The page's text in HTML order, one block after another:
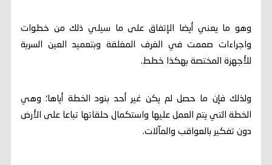
وهو ما يعني أيضا الإتفاق على ما سيلي ذلك من خطوات
واجراءات صممت في الغرف المغلقة وبتعميد العين السرية
للأجهزة المختصة بهكذا خطط.
ولذلك فإن ما حصل لم يكن غير أحد بنود الخطة أياها؛ وهي
الخطة التي يتم العمل عليها واستكمال حلقاتها تباعا على الأرض
دون تفكير بالعواقب والمآلات.